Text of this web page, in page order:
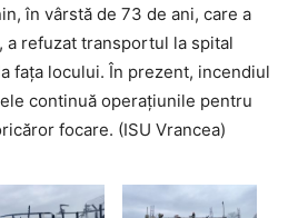
în vârstă de 73 de ani, care a
a refuzat transportul la spital
fața locului. În prezent, incendiul
continuă operațiunile pentru
focare. (ISU Vrancea)